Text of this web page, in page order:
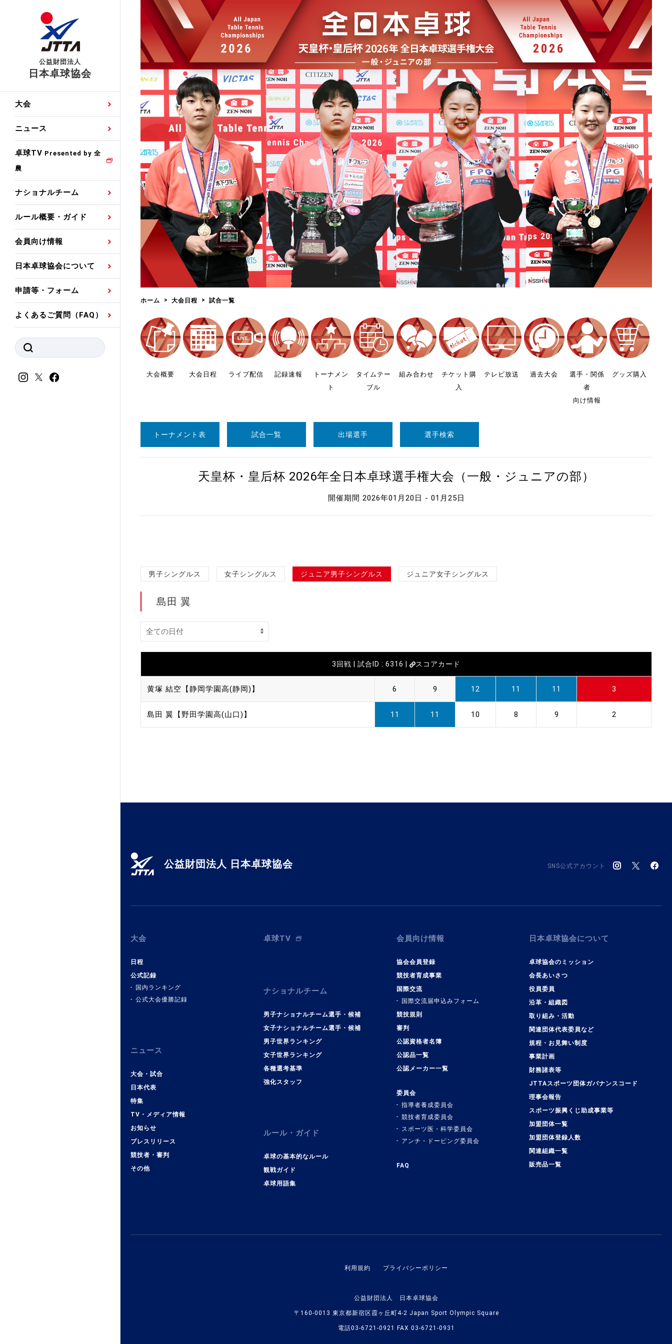
公益財団法人
日本卓球協会
大会 日程
公式記録
国内ランキング
公式大会優勝記録
ニュース
大会・試合
日本代表
特集
TV・メディア情報
お知らせ
プレスリリース
競技者(パスウェイ)・審判
その他
卓球TV Presented by 全
農
ナショナルチーム
男子ナショナルチーム選
手・候補
女子ナショナルチーム選
手・候補
男子世界ランキング
女子世界ランキング
各種選考基準
強化スタッフ
ルール概要・ガイド
卓球の基本的なルール
競技規則
観戦ガイド
卓球用語集
スポーツ栄養カルタ
会員向け情報
協会会員登録
ゼッケンについて
競技者育成事業
審判
指導者
公認資格者名簿
公認品一覧
公認メーカー一覧
委員会
指導者養成委員会
競技者育成委員会
スポーツ医・科学委員会
日本卓球協会について
卓球協会のミッション
会長あいさつ
役員委員
沿革・組織図
取り組み・活動
関連団体代表委員など
規程・お見舞い制度
ハンドブックデータ
事業計画・事業報告
財務諸表等
JTTAスポーツ団体ガバナ
ンスコード
販売品一覧
申請等・フォーム
国際交流届申込みフォーム
国際大会自主参加申請
競技ウエア広告申請
競技ウエアチーム名申請
日本卓球ルールのお問い合
わせ
審判員ネームプレート制作
申込
よくあるご質問（FAQ）
ホーム 大会日程 試合一覧
大会概要 大会日程 ライブ配信 記録速報
トーナメン
ト
タイムテー
ブル
組み合わせ
チケット購
入
テレビ放送 過去大会
選手・関係
者
向け情報
グッズ購入
トーナメント表 試合一覧 出場選手 選手検索
天皇杯・皇后杯 2026年全日本卓球選手権大会（一般・ジュニアの部）
開催期間 2026年01月20日 - 01月25日
男子シングルス 女子シングルス ジュニア男子シングルス ジュニア女子シングルス
島田 翼
3回戦 | 試合ID : 6316 | スコアカード
黄塚 結空【静岡学園高(静岡)】 6 9 12 11 11 3
島田 翼【野田学園高(山口)】 11 11 10 8 9 2
公益財団法人 日本卓球協会 SNS公式アカウント
大会
日程
公式記録
国内ランキング
公式大会優勝記録
ニュース
大会・試合
日本代表
特集
TV・メディア情報
お知らせ
プレスリリース
競技者・審判
その他
卓球TV
ナショナルチーム
男子ナショナルチーム選手・候補
女子ナショナルチーム選手・候補
男子世界ランキング
女子世界ランキング
各種選考基準
強化スタッフ
ルール・ガイド
卓球の基本的なルール
観戦ガイド
卓球用語集
会員向け情報
協会会員登録
競技者育成事業
国際交流
国際交流届申込みフォーム
競技規則
審判
公認資格者名簿
公認品一覧
公認メーカー一覧
委員会
指導者養成委員会
競技者育成委員会
スポーツ医・科学委員会
アンチ・ドーピング委員会
FAQ
日本卓球協会について
卓球協会のミッション
会長あいさつ
役員委員
沿革・組織図
取り組み・活動
関連団体代表委員など
規程・お見舞い制度
事業計画
財務諸表等
JTTAスポーツ団体ガバナンスコード
理事会報告
スポーツ振興くじ助成事業等
加盟団体一覧
加盟団体登録人数
関連組織一覧
販売品一覧
利用規約 プライバシーポリシー
公益財団法人 日本卓球協会
〒160-0013 東京都新宿区霞ヶ丘町4-2 Japan Sport Olympic Square
電話03-6721-0921 FAX 03-6721-0931